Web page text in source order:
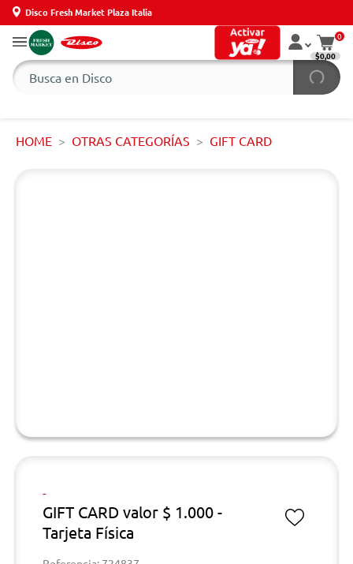
Disco Fresh Market Plaza Italia
0
$0,00
HOME OTRAS CATEGORÍAS GIFT CARD
-
GIFT CARD valor $ 1.000 -
Tarjeta Física